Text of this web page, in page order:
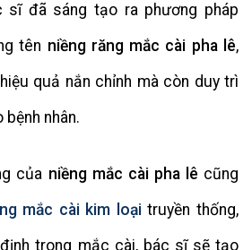
đã sáng tạo ra phương pháp
tên niềng răng mắc cài pha lê,
quả nắn chỉnh mà còn duy trì
nhân.
của niềng mắc cài pha lê cũng
mắc cài kim loại truyền thống,
trong mắc cài, bác sĩ sẽ tạo